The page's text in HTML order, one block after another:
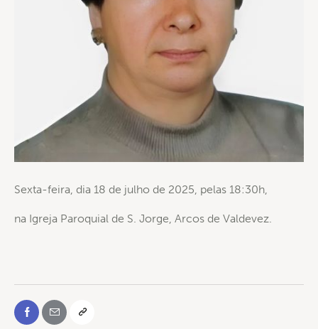
Sexta-feira, dia 18 de julho de 2025, pelas 18:30h,
na Igreja Paroquial de S. Jorge, Arcos de Valdevez.